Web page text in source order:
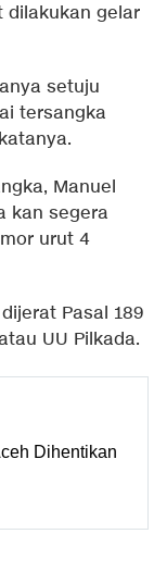
dilakukan gelar
setuju
tersangka
Manuel
kan segera
urut 4
Pasal 189
UU Pilkada.
Dihentikan